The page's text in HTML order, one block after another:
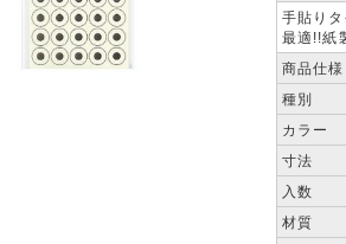
手貼り
最適!!紙
商品仕様
種別
カラー
寸法
入数
材質